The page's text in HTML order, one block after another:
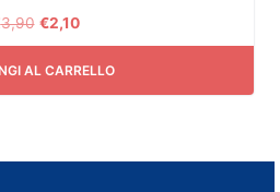
3,90 €2,10
AL CARRELLO